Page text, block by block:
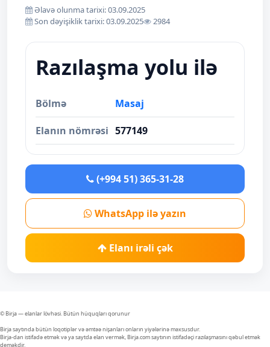
Əlavə olunma tarixi: 03.09.2025
Son dəyişiklik tarixi: 03.09.2025
2984
Razılaşma yolu ilə
Bölmə Masaj
Elanın nömrəsi 577149
(+994 51) 365-31-28
WhatsApp ilə yazın
Elanı irəli çək
© Birja — elanlar lövhəsi. Bütün hüquqları qorunur
Birja saytında bütün loqotiplər və əmtəə nişanları onların yiyələrinə məxsusdur.
Birja-dan istifadə etmək və ya saytda elan vermək, Birja.com saytının istifadəçi razılaşmasını qəbul etmək
deməkdir.